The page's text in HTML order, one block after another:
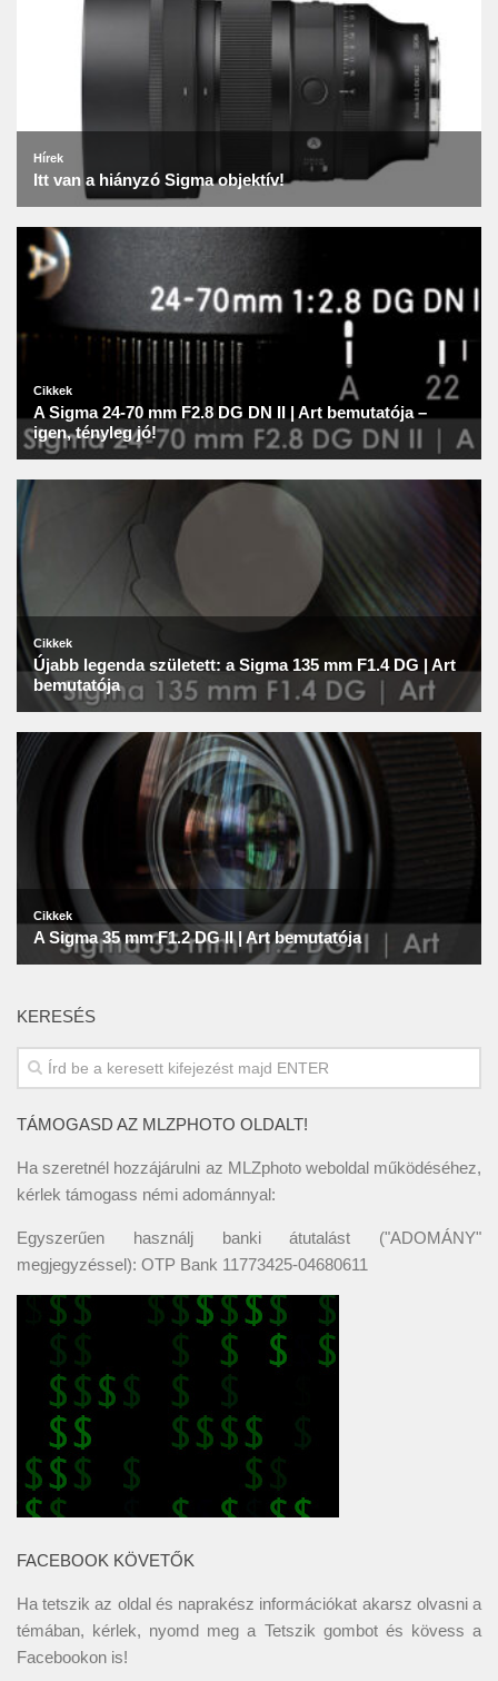
KERESÉS
TÁMOGASD AZ MLZPHOTO OLDALT!
Ha szeretnél hozzájárulni az MLZphoto weboldal működéséhez,
kérlek támogass némi adománnyal:
Egyszerűen használj banki átutalást ("ADOMÁNY"
megjegyzéssel): OTP Bank 11773425-04680611
FACEBOOK KÖVETŐK
Ha tetszik az oldal és naprakész információkat akarsz olvasni a
témában, kérlek, nyomd meg a Tetszik gombot és kövess a
Facebookon is!